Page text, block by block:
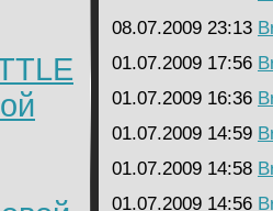
08.07.2009 23:13
01.07.2009 17:56
01.07.2009 16:36
01.07.2009 14:59
01.07.2009 14:58
01.07.2009 14:56